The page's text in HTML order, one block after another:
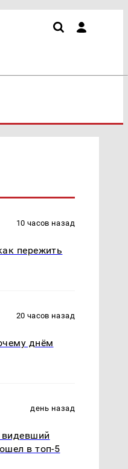
10 часов назад
пережить
20 часов назад
днём
день назад
в топ-5